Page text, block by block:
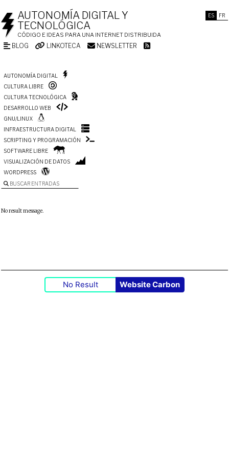
ES FR
AUTONOMÍA DIGITAL Y
TECNOLÓGICA
CÓDIGO E IDEAS PARA UNA INTERNET DISTRIBUIDA
BLOG LINKOTECA NEWSLETTER
AUTONOMÍA DIGITAL
CULTURA LIBRE
CULTURA TECNOLÓGICA
DESARROLLO WEB
GNU/LINUX
INFRAESTRUCTURA DIGITAL
SCRIPTING Y PROGRAMACIÓN
SOFTWARE LIBRE
VISUALIZACIÓN DE DATOS
WORDPRESS
BUSCAR ENTRADAS
No result message.
No Result Website Carbon